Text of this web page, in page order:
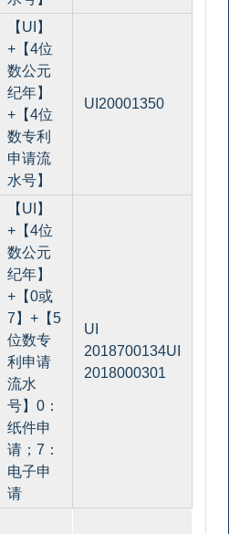
【UI】
+【4位
数公元
纪年】
+【4位
数专利
申请流
水号】
UI20001350
【UI】
+【4位
数公元
纪年】
+【0或
7】+【5
位数专
利申请
流水
号】0：
纸件申
请；7：
电子申
请
UI
2018700134UI
2018000301